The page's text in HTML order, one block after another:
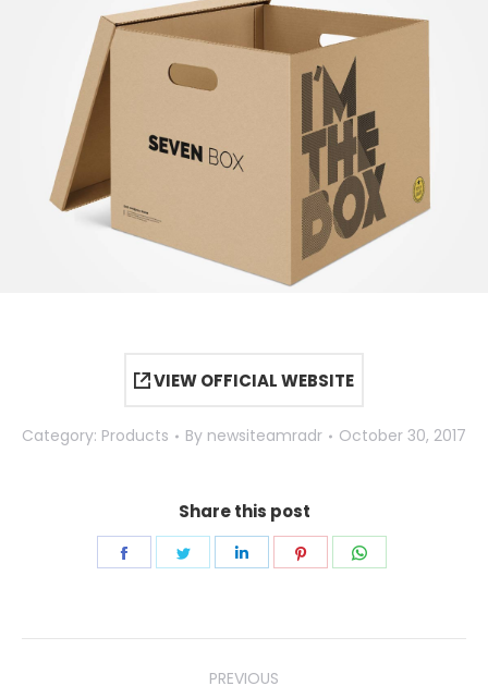
VIEW OFFICIAL WEBSITE
Category: Products By newsiteamradr October 30, 2017
Share this post
Share
Share
Share
Share
PREVIOUS